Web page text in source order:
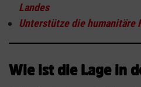
Landes
Unterstütze die humanitäre
Wie ist die Lage in